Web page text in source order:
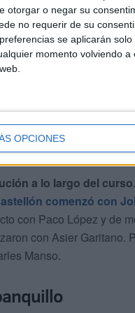
otorgar o negar su
no requerir de su
se aplicarán
momento volviendo
OPCIONES
entro Jon Pérez Bolo
con Gaizka
a lo largo del curso
comenzó con
con Paco López y de
con Asier Garitano.
Manso.